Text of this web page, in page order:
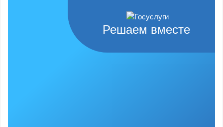
Решаем вместе